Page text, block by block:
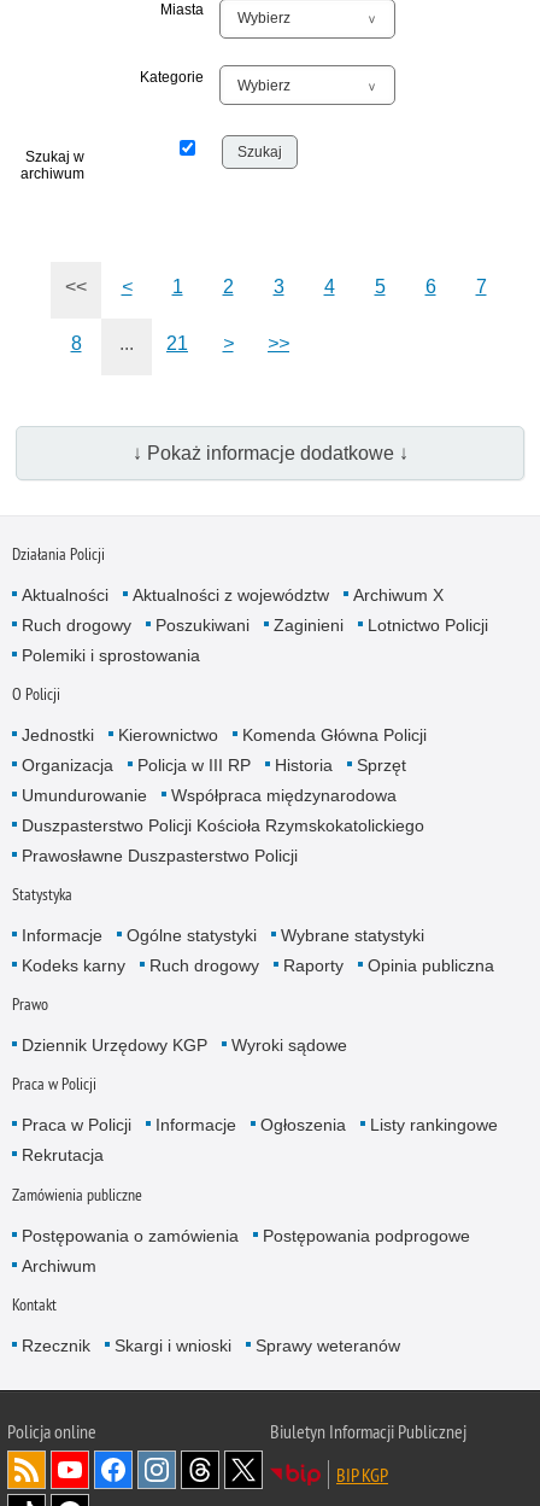
Miasta
Kategorie
Szukaj w
archiwum
<< < 1 2 3 4 5 6 7
8 ... 21 > >>
↓ Pokaż informacje dodatkowe ↓
Działania Policji
Aktualności Aktualności z województw
Archiwum X
Ruch drogowy
Poszukiwani Zaginieni
Lotnictwo Policji
Polemiki i sprostowania
O Policji
Jednostki Kierownictwo
Komenda Główna Policji
Organizacja
Policja w III RP Historia
Sprzęt
Umundurowanie
Współpraca międzynarodowa
Duszpasterstwo Policji Kościoła Rzymskokatolickiego
Prawosławne Duszpasterstwo Policji
Statystyka
Informacje Ogólne statystyki
Wybrane statystyki
Kodeks karny
Ruch drogowy Raporty Opinia publiczna
Prawo
Dziennik Urzędowy KGP Wyroki sądowe
Praca w Policji
Praca w Policji Informacje Ogłoszenia
Listy rankingowe
Rekrutacja
Zamówienia publiczne
Postępowania o zamówienia
Postępowania podprogowe
Archiwum
Kontakt
Rzecznik Skargi i wnioski Sprawy weteranów
Policjaonline
Biuletyn Informacji Publicznej
BIP KGP